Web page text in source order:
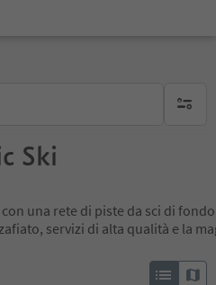
Ski
una rete di piste da sci di
servizi di alta qualità e la